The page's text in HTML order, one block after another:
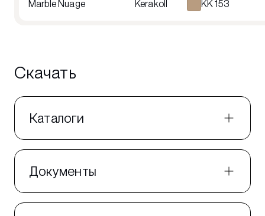
Marble Nuage Kerakoll KK 153
Скачать
Каталоги
Документы